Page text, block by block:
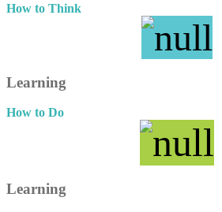
How to Think
Learning
How to Do
Learning